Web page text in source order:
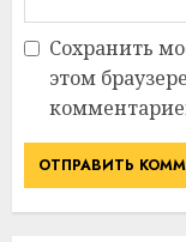
Сохранить
этом